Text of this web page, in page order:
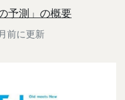
予測」の概要
前に更新